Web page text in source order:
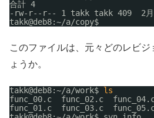
合計 4
-rw-r--r-- 1 takk takk 409  2月
takk@deb8:~/a/copy$
このファイルは、元々どのレビ
ょうか。
takk@deb8:~/a/work$ ls
func_00.c  func_02.c
func_01.c  func_03.c